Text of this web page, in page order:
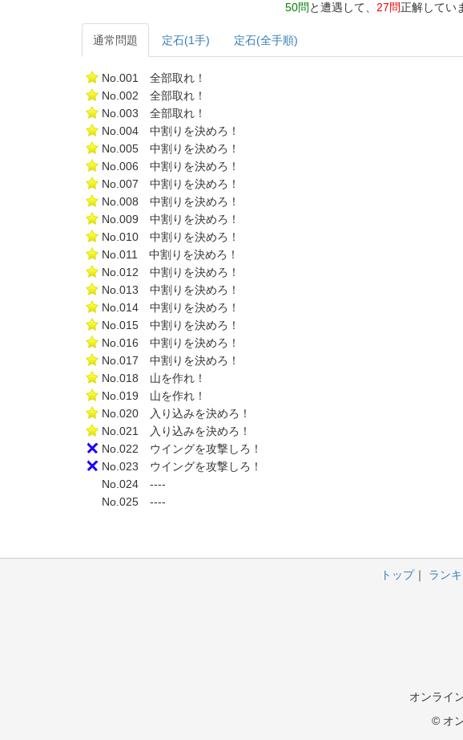
50問 と遭遇して、 27問正解してい
通常問題 定石(1手) 定石(全手順)
No.001 全部取れ！
No.002 全部取れ！
No.003 全部取れ！
No.004 中割りを決めろ！
No.005 中割りを決めろ！
No.006 中割りを決めろ！
No.007 中割りを決めろ！
No.008 中割りを決めろ！
No.009 中割りを決めろ！
No.010 中割りを決めろ！
No.011 中割りを決めろ！
No.012 中割りを決めろ！
No.013 中割りを決めろ！
No.014 中割りを決めろ！
No.015 中割りを決めろ！
No.016 中割りを決めろ！
No.017 中割りを決めろ！
No.018 山を作れ！
No.019 山を作れ！
No.020 入り込みを決めろ！
No.021 入り込みを決めろ！
No.022 ウイングを攻撃しろ！
No.023 ウイングを攻撃しろ！
No.024 ----
No.025 ----
トップ ラン
オンライ
© オ